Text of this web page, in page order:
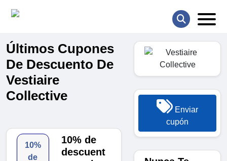
Últimos Cupones
De Descuento De
Vestiaire
Collective
10%
de
10% de
descuent
Enviar
cupón